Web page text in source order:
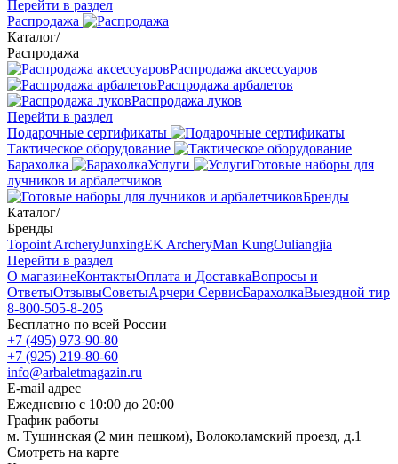
Перейти в раздел
Распродажа
Каталог/
Распродажа
Распродажа аксессуаров
Распродажа арбалетов
Распродажа луков
Перейти в раздел
Подарочные сертификаты
Тактическое оборудование
Барахолка
Услуги
Готовые наборы для
лучников и арбалетчиков
Бренды
Каталог/
Бренды
Topoint ArcheryJunxingEK ArcheryMan KungOuliangjia
Перейти в раздел
О магазинеКонтактыОплата и ДоставкаВопросы и
ОтветыОтзывыСоветыАрчери СервисБарахолкаВыездной тир
8-800-505-8-205
Бесплатно по всей России
+7 (495) 973-90-80
+7 (925) 219-80-60
info@arbaletmagazin.ru
E-mail адрес
Ежедневно с 10:00 до 20:00
График работы
м. Тушинская (2 мин пешком), Волоколамский проезд, д.1
Смотреть на карте